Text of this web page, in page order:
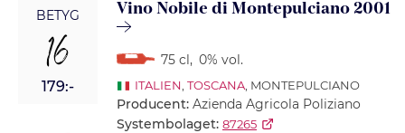
BETYG
16
179:-
Vino Nobile di Montepulciano 2001
75 cl, 0% vol.
ITALIEN TOSCANA, MONTEPULCIANO
Producent: Azienda Agricola Poliziano
Systembolaget: 87265